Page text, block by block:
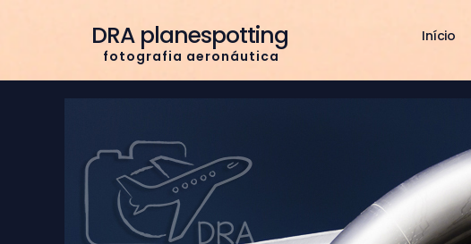
DRA planespotting
f o t o g r a f i a a e r o n á u t i c a
Início